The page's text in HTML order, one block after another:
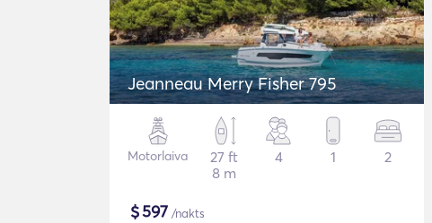
Jeanneau Merry Fisher 795
Motorlaiva
27 ft
8 m
4 1 2
$597 /nakts